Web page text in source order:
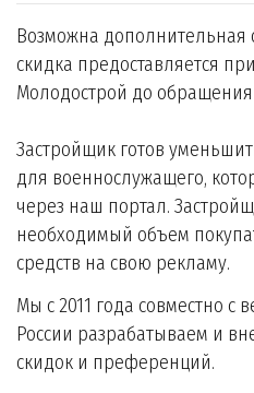
Возможна дополнительная
скидка предоставляется
Молодострой до обращения
Застройщик готов
для военнослужащего,
через наш портал.
необходимый объем
средств на свою рекламу.
Мы с 2011 года совместно
России разрабатываем и
скидок и преференций.